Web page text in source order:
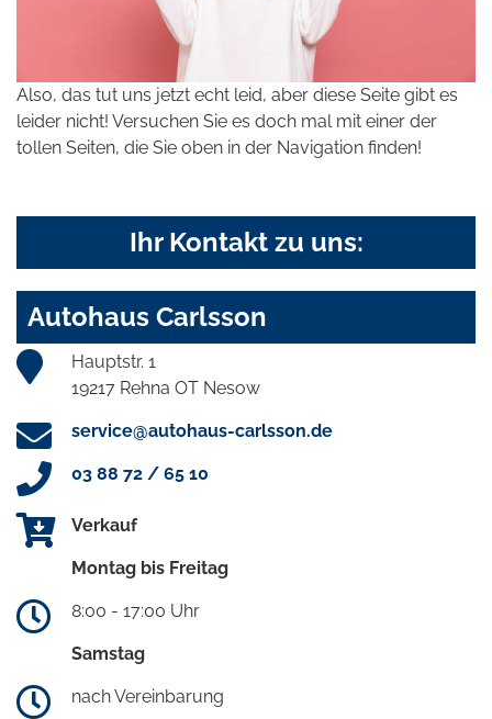
Also, das tut uns jetzt echt leid, aber diese Seite gibt es
leider nicht! Versuchen Sie es doch mal mit einer der
tollen Seiten, die Sie oben in der Navigation finden!
Ihr Kontakt zu uns:
Autohaus Carlsson
Hauptstr. 1
19217 Rehna OT Nesow
service@autohaus-carlsson.de
03 88 72 / 65 10
Verkauf
Montag bis Freitag
8:00 - 17:00 Uhr
Samstag
nach Vereinbarung